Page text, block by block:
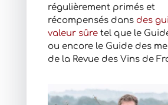
régulièrement primés et
récompensés dans des
valeur sûretel que le
ou encore le Guide des
de la Revue des Vins de